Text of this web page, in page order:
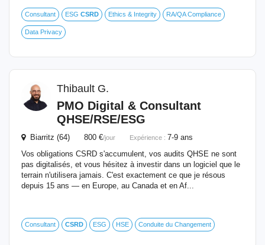
Consultant ESG CSRD Ethics & Integrity RA/QA Compliance
Data Privacy
Thibault G.
PMO Digital & Consultant
QHSE/RSE/ESG
Biarritz (64) 800 €/jour Expérience : 7-9 ans
Vos obligations CSRD s'accumulent, vos audits QHSE ne sont
pas digitalisés, et vous hésitez à investir dans un logiciel que le
terrain n'utilisera jamais. C'est exactement ce que je résous
depuis 15 ans — en Europe, au Canada et en Af...
Consultant CSRD ESG HSE Conduite du Changement